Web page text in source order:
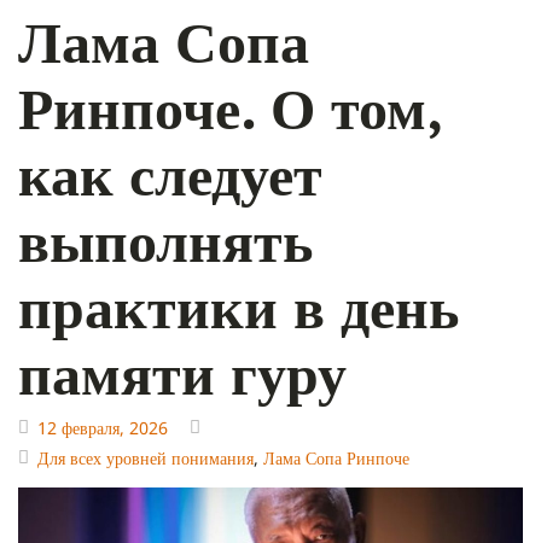
Лама Сопа
Ринпоче. О том,
как следует
выполнять
практики в день
памяти гуру
12 февраля, 2026
Для всех уровней понимания, Лама Сопа Ринпоче